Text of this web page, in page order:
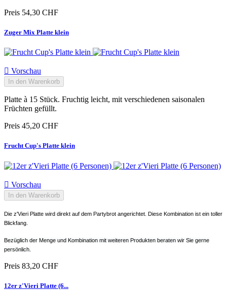
Preis 54,30 CHF
Zuger Mix Platte klein
 Vorschau
In den Warenkorb
Platte à 15 Stück. Fruchtig leicht, mit verschiedenen saisonalen
Früchten gefüllt.
Preis 45,20 CHF
Frucht Cup's Platte klein
 Vorschau
In den Warenkorb
Die z'Vieri Platte wird direkt auf dem Partybrot angerichtet. Diese Kombination ist ein toller
Blickfang.
Bezüglich der Menge und Kombination mit weiteren Produkten beraten wir Sie gerne
persönlich.
Preis 83,20 CHF
12er z'Vieri Platte (6...